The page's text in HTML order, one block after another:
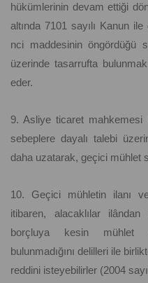
hükümlerinin devam ettiği
altında 7101 sayılı Kanun
nci maddesinin öngördüğü
üzerinde tasarrufta
eder.
9. Asliye ticaret
sebeplere dayalı talebi
daha uzatarak, geçici mühlet
10. Geçici mühletin ilanı
itibaren, alacaklılar
borçluya kesin mühlet
bulunmadığını delilleri ile
reddini isteyebilirler (2004